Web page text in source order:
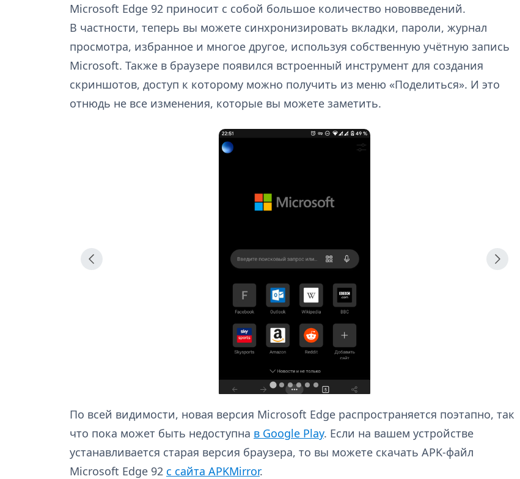
Microsoft Edge 92 приносит с собой большое количество нововведений.
В частности, теперь вы можете синхронизировать вкладки, пароли, журнал
просмотра, избранное и многое другое, используя собственную учётную запись
Microsoft. Также в браузере появился встроенный инструмент для создания
скриншотов, доступ к которому можно получить из меню «Поделиться». И это
отнюдь не все изменения, которые вы можете заметить.
По всей видимости, новая версия Microsoft Edge распространяется поэтапно, так
что пока может быть недоступна в Google Play. Если на вашем устройстве
устанавливается старая версия браузера, то вы можете скачать APK-файл
Microsoft Edge 92 с сайта APKMirror.